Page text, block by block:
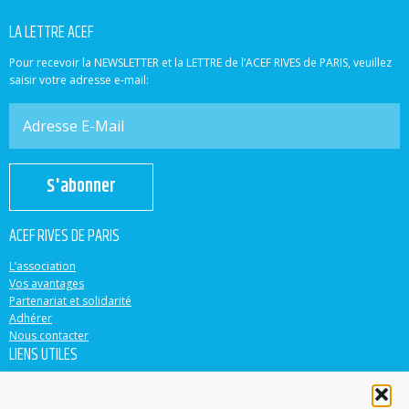
LA LETTRE ACEF
Pour recevoir la NEWSLETTER et la LETTRE de l’ACEF RIVES de PARIS, veuillez
saisir votre adresse e-mail:
S'abonner
ACEF RIVES DE PARIS
L’association
Vos avantages
Partenariat et solidarité
Adhérer
Nous contacter
LIENS UTILES